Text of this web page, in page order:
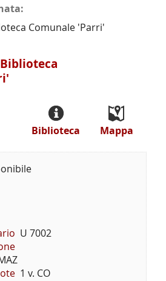
Comunale 'Parri'
Biblioteca
Mappa
Biblioteca
U 7002
1 v. CO